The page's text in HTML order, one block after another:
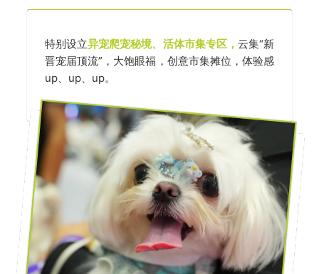
特别设立异宠爬宠秘境、活体市集专区， 云集“新
晋宠届顶流”，大饱眼福，创意市集摊位，体验感
up、up、up。